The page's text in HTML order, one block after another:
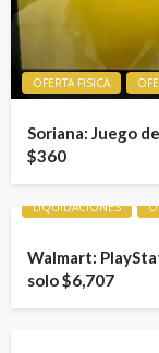
OFERTA FISICA
Soriana: Juego
$360
LIQUIDACIONES
Walmart:
solo $6,707